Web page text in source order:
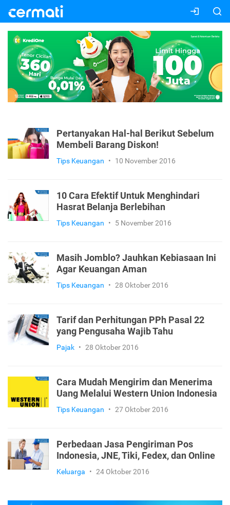
Pertanyakan Hal-hal Berikut Sebelum
Membeli Barang Diskon!
Tips Keuangan • 10 November 2016
10 Cara Efektif Untuk Menghindari
Hasrat Belanja Berlebihan
Tips Keuangan • 5 November 2016
Masih Jomblo? Jauhkan Kebiasaan Ini
Agar Keuangan Aman
Tips Keuangan • 28 Oktober 2016
Tarif dan Perhitungan PPh Pasal 22
yang Pengusaha Wajib Tahu
Pajak • 28 Oktober 2016
Cara Mudah Mengirim dan Menerima
Uang Melalui Western Union Indonesia
Tips Keuangan • 27 Oktober 2016
Perbedaan Jasa Pengiriman Pos
Indonesia, JNE, Tiki, Fedex, dan Online
Keluarga • 24 Oktober 2016